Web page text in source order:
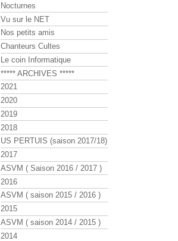
Nocturnes
Vu sur le NET
Nos petits amis
Chanteurs Cultes
Le coin Informatique
***** ARCHIVES *****
2021
2020
2019
2018
US PERTUIS (saison 2017/18)
2017
ASVM ( Saison 2016 / 2017 )
2016
ASVM ( saison 2015 / 2016 )
2015
ASVM ( saison 2014 / 2015 )
2014